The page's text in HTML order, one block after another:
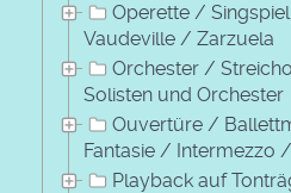
Operette /
Vaudeville / Zarzuela
Orchester /
Solisten und Orchester
Ouvertüre /
Fantasie / Intermezzo
Playback auf